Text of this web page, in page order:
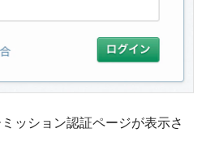
ッション認証ページが表示さ